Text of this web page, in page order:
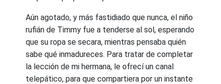
Aún agotado, y más fastidiado que nunca, el niño
rufián de Timmy fue a tenderse al sol, esperando
que su ropa se secara, mientras pensaba quién
sabe qué inmadureces. Para tratar de completar
la lección de mi hermana, le ofrecí un canal
telepático, para que compartiera por un instante